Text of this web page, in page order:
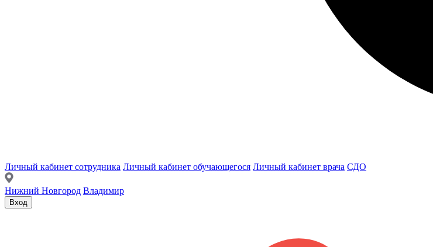
Личный кабинет сотрудника Личный кабинет обучающегося Личный кабинет врача СДО
Нижний Новгород Владимир
Вход